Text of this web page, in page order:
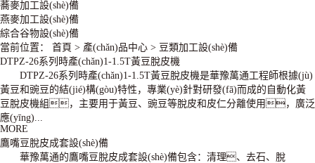
蕎麥加工設(shè)備
燕麥加工設(shè)備
綜合谷物設(shè)備
當前位置： 首頁 > 產(chǎn)品中心 > 豆類加工設(shè)備
DTPZ-26系列時產(chǎn)1-1.5T黃豆脫皮機
DTPZ-26系列時產(chǎn)1-1.5T黃豆脫皮機是華豫萬通工程師根據(jù)
黃豆和豌豆的結(jié)構(gòu)特性，專業(yè)針對研發(fā)而成的自動化黃
豆脫皮機組，主要用于黃豆、豌豆等脫皮和皮仁分離使用，廣泛
應(yīng)...
MORE
鷹嘴豆脫皮成套設(shè)備
華豫萬通的鷹嘴豆脫皮成套設(shè)備包含：清理、去石、脫